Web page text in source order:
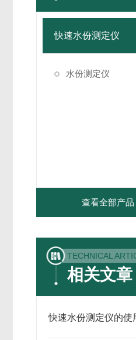
快速水份测定仪
水份测定仪
查看全部产品
TECHNICAL
相关文章
快速水份测定仪的使